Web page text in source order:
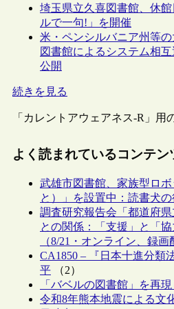
埼玉県立久喜図書館、休
ルで一句!」を開催
米・ペンシルバニア州等の
図書館によるシステム相
公開
続きを見る
「カレントアウェアネス-R」用
よく読まれているコンテン
武雄市図書館、家族型ロ
と）」を設置中：読書犬の
調査研究報告会「都道府
との関係：「支援」と「協
（8/21・オンライン、録画
CA1850 – 『日本十進分類
平 （2）
「バベルの図書館」を再
令和8年熊本地震による文